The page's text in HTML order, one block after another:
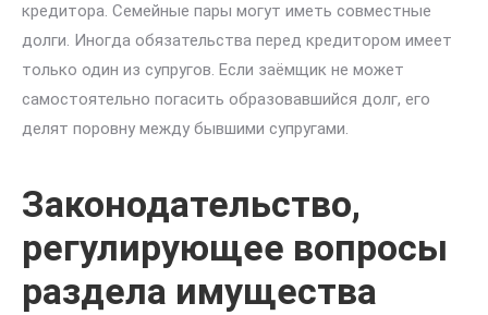
кредитора. Семейные пары могут иметь совместные
долги. Иногда обязательства перед кредитором имеет
только один из супругов. Если заёмщик не может
самостоятельно погасить образовавшийся долг, его
делят поровну между бывшими супругами.
Законодательство,
регулирующее вопросы
раздела имущества